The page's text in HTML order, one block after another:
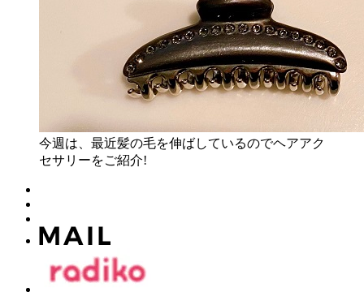
今週は、最近髪の毛を伸ばしているのでヘアアク
セサリーをご紹介!